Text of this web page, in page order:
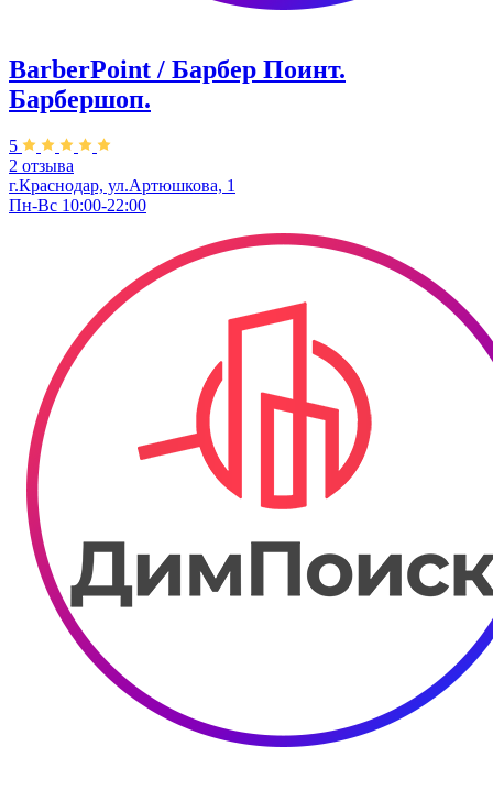
BarberPoint / Барбер Поинт.
Барбершоп.
5
2 отзыва
г.Краснодар, ул.Артюшкова, 1
Пн-Вс 10:00-22:00